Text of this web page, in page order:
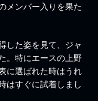
メンバー入りを果た
した姿を見て、ジャ
。特にエースの上野
に選ばれた時はうれ
はすぐに試着しまし